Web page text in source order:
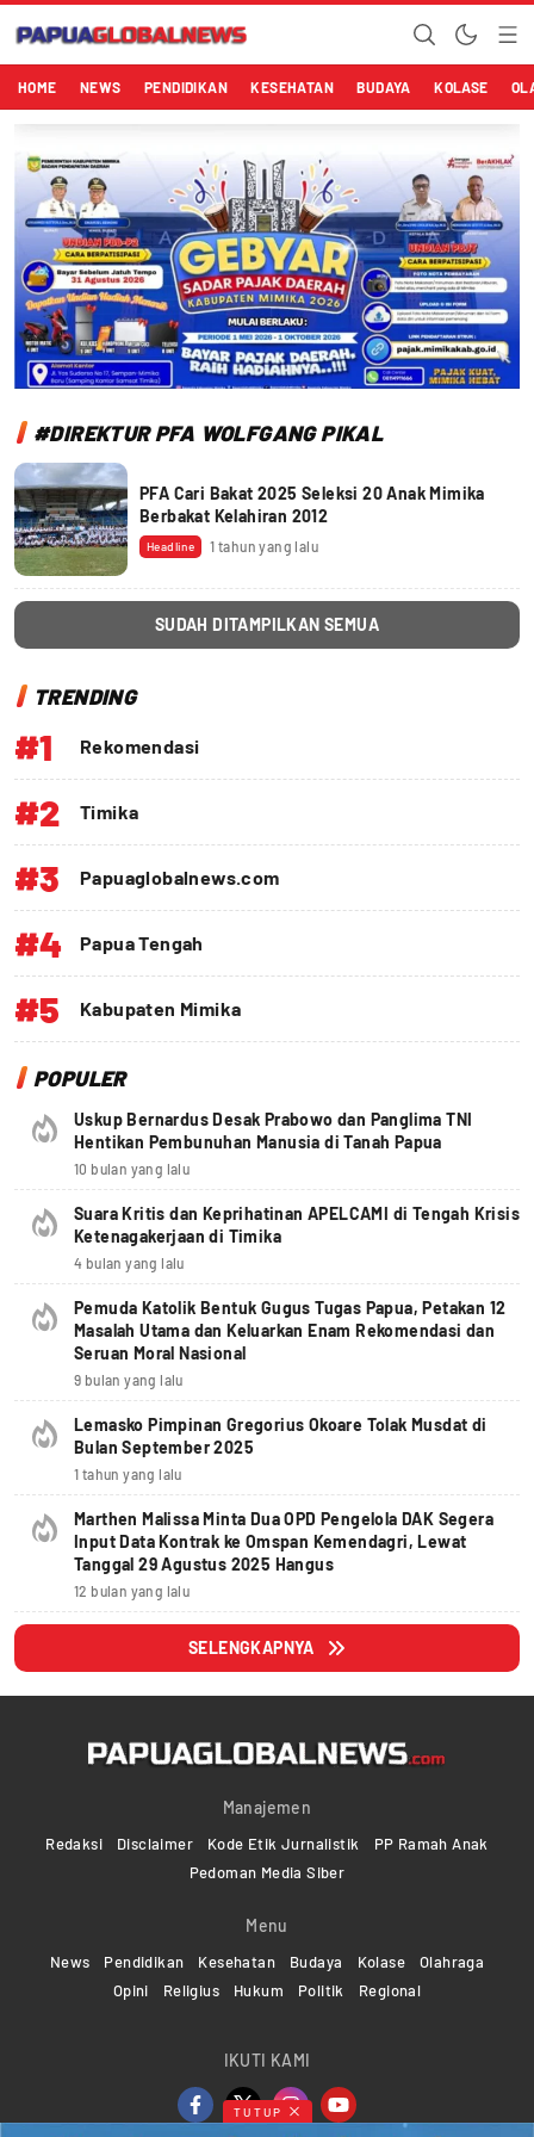
Papuaglobalnews.com
Menulis Fakta dengan Hati Bening
HOME NEWS PENDIDIKAN KESEHATAN BUDAYA KOLASE
#DIREKTUR PFA WOLFGANG PIKAL
PFA Cari Bakat 2025 Seleksi 20 Anak Mimika
Berbakat Kelahiran 2012
Headline 1 tahun yang lalu
SUDAH DITAMPILKAN SEMUA
TRENDING
#1 Rekomendasi
#2 Timika
#3 Papuaglobalnews.com
#4 Papua Tengah
#5 Kabupaten Mimika
POPULER
Uskup Bernardus Desak Prabowo dan Panglima TNI
Hentikan Pembunuhan Manusia di Tanah Papua
10 bulan yang lalu
Suara Kritis dan Keprihatinan APELCAMI di Tengah Krisis
Ketenagakerjaan di Timika
4 bulan yang lalu
Pemuda Katolik Bentuk Gugus Tugas Papua, Petakan 12
Masalah Utama dan Keluarkan Enam Rekomendasi dan
Seruan Moral Nasional
9 bulan yang lalu
Lemasko Pimpinan Gregorius Okoare Tolak Musdat di
Bulan September 2025
1 tahun yang lalu
Marthen Malissa Minta Dua OPD Pengelola DAK Segera
Input Data Kontrak ke Omspan Kemendagri, Lewat
Tanggal 29 Agustus 2025 Hangus
12 bulan yang lalu
SELENGKAPNYA
Manajemen
Redaksi Disclaimer Kode Etik Jurnalistik
PP Ramah Anak
Pedoman Media Siber
Menu
News Pendidikan Kesehatan Budaya Kolase
Olahraga
Opini
Religius Hukum Politik Regional
IKUTI KAMI
TUTUP